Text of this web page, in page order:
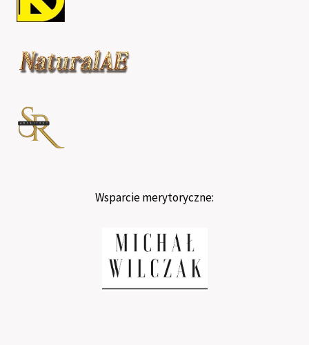
Wsparcie merytoryczne: